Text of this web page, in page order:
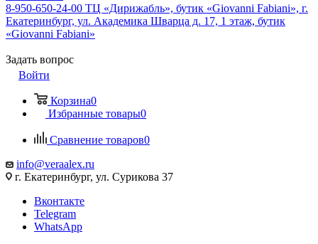
8-950-650-24-00 ТЦ «Дирижабль», бутик «Giovanni Fabiani», г.
Екатеринбург, ул. Академика Шварца д. 17, 1 этаж, бутик
«Giovanni Fabiani»
Задать вопрос
Войти
Корзина0
Избранные товары0
Сравнение товаров0
info@veraalex.ru
г. Екатеринбург, ул. Сурикова 37
Вконтакте
Telegram
WhatsApp